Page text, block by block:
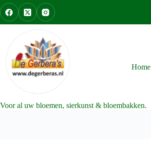
Ga
naar
de
Voor al uw bloemen, sierkunst & bloembakken.
Home